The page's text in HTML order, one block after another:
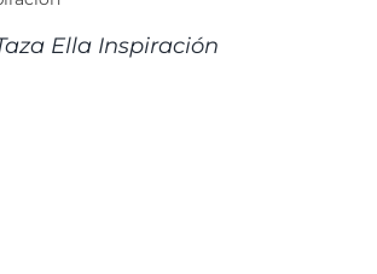
Ella Inspiración